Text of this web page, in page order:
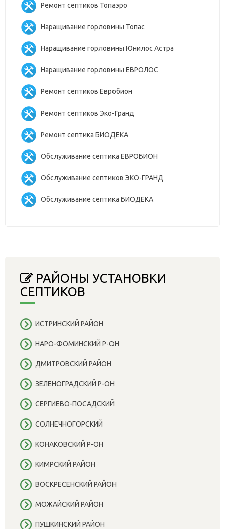
Ремонт септиков Топаэро
Наращивание горловины Топас
Наращивание горловины Юнилос Астра
Наращивание горловины ЕВРОЛОС
Ремонт септиков Евробион
Ремонт септиков Эко-Гранд
Ремонт септика БИОДЕКА
Обслуживание септика ЕВРОБИОН
Обслуживание септиков ЭКО-ГРАНД
Обслуживание септика БИОДЕКА
РАЙОНЫ УСТАНОВКИ
СЕПТИКОВ
ИСТРИНСКИЙ РАЙОН
НАРО-ФОМИНСКИЙ Р-ОН
ДМИТРОВСКИЙ РАЙОН
ЗЕЛЕНОГРАДСКИЙ Р-ОН
СЕРГИЕВО-ПОСАДСКИЙ
СОЛНЕЧНОГОРСКИЙ
КОНАКОВСКИЙ Р-ОН
КИМРСКИЙ РАЙОН
ВОСКРЕСЕНСКИЙ РАЙОН
МОЖАЙСКИЙ РАЙОН
ПУШКИНСКИЙ РАЙОН